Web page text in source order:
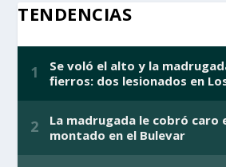
TENDENCIAS